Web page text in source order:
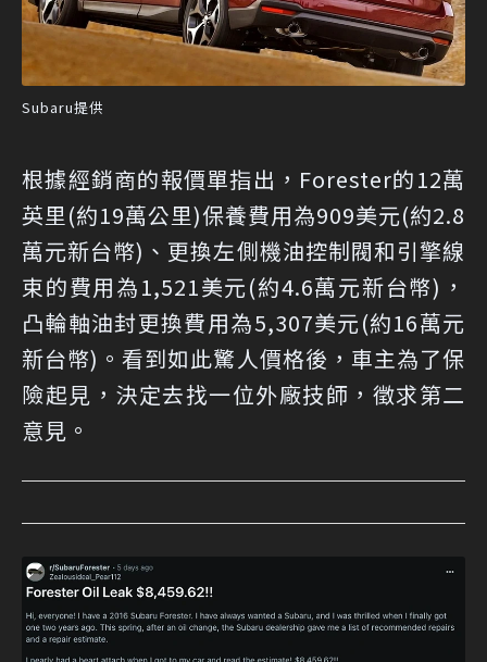
Subaru提供
根據經銷商的報價單指出，Forester的12萬
英里(約19萬公里)保養費用為909美元(約2.8
萬元新台幣)、更換左側機油控制閥和引擎線
束的費用為1,521美元(約4.6萬元新台幣)，
凸輪軸油封更換費用為5,307美元(約16萬元
新台幣)。看到如此驚人價格後，車主為了保
險起見，決定去找一位外廠技師，徵求第二
意見。